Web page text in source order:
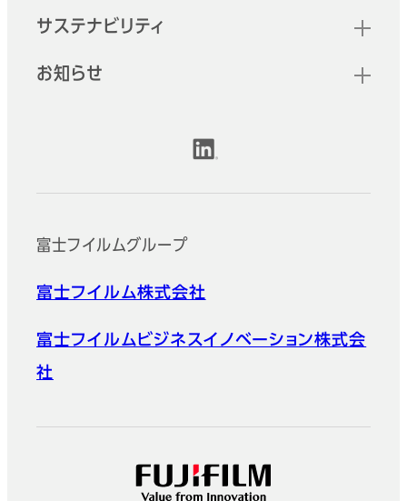
サステナビリティ
お知らせ
富士フイルムグループ
富士フイルム株式会社
富士フイルムビジネスイノベーション株式会
社